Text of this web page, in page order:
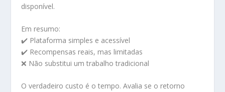
disponível.
Em resumo:
✔️ Plataforma simples e acessível
✔️ Recompensas reais, mas limitadas
❌ Não substitui um trabalho tradicional
O verdadeiro custo é o tempo. Avalia se o retorno